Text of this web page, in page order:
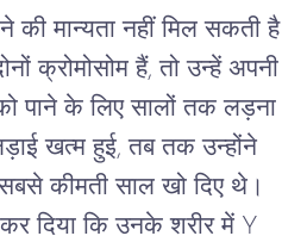
की मान्यता नहीं मिल सकती है
क्रोमोसोम हैं, तो उन्हें अपनी
पाने के लिए सालों तक लड़ना
खत्म हुई, तब तक उन्होंने
कीमती साल खो दिए थे।
कर दिया कि उनके शरीर में Y